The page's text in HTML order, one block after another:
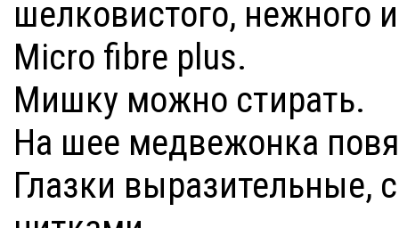
шелковистого, нежного
Micro fibre plus.
Мишку можно стирать.
На шее медвежонка
Глазки выразительные,